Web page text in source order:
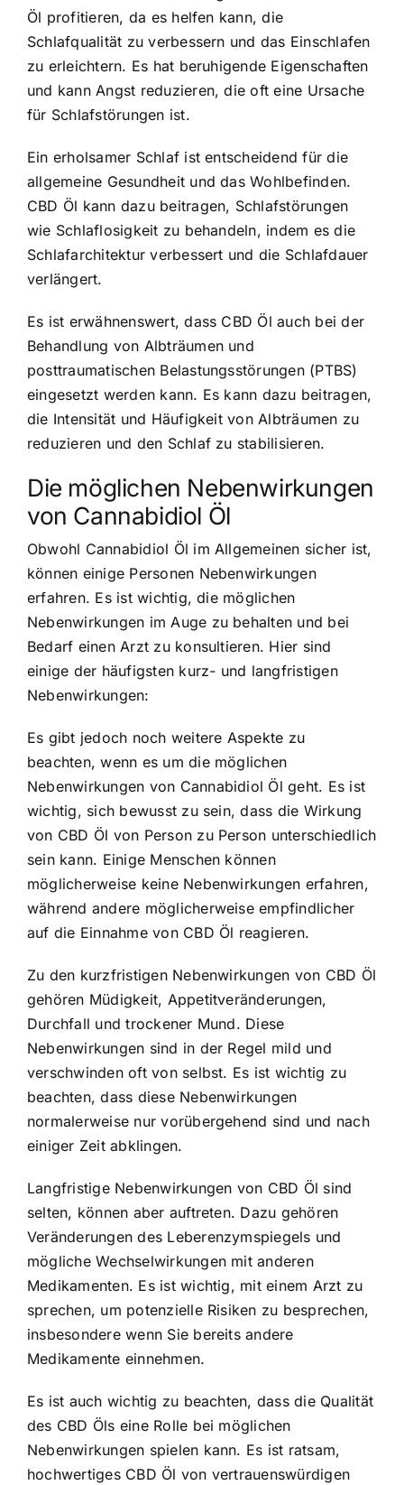
Öl profitieren, da es helfen kann, die
Schlafqualität zu verbessern und das Einschlafen
zu erleichtern. Es hat beruhigende Eigenschaften
und kann Angst reduzieren, die oft eine Ursache
für Schlafstörungen ist.
Ein erholsamer Schlaf ist entscheidend für die
allgemeine Gesundheit und das Wohlbefinden.
CBD Öl kann dazu beitragen, Schlafstörungen
wie Schlaflosigkeit zu behandeln, indem es die
Schlafarchitektur verbessert und die Schlafdauer
verlängert.
Es ist erwähnenswert, dass CBD Öl auch bei der
Behandlung von Albträumen und
posttraumatischen Belastungsstörungen (PTBS)
eingesetzt werden kann. Es kann dazu beitragen,
die Intensität und Häufigkeit von Albträumen zu
reduzieren und den Schlaf zu stabilisieren.
Die möglichen Nebenwirkungen
von Cannabidiol Öl
Obwohl Cannabidiol Öl im Allgemeinen sicher ist,
können einige Personen Nebenwirkungen
erfahren. Es ist wichtig, die möglichen
Nebenwirkungen im Auge zu behalten und bei
Bedarf einen Arzt zu konsultieren. Hier sind
einige der häufigsten kurz- und langfristigen
Nebenwirkungen:
Es gibt jedoch noch weitere Aspekte zu
beachten, wenn es um die möglichen
Nebenwirkungen von Cannabidiol Öl geht. Es ist
wichtig, sich bewusst zu sein, dass die Wirkung
von CBD Öl von Person zu Person unterschiedlich
sein kann. Einige Menschen können
möglicherweise keine Nebenwirkungen erfahren,
während andere möglicherweise empfindlicher
auf die Einnahme von CBD Öl reagieren.
Zu den kurzfristigen Nebenwirkungen von CBD Öl
gehören Müdigkeit, Appetitveränderungen,
Durchfall und trockener Mund. Diese
Nebenwirkungen sind in der Regel mild und
verschwinden oft von selbst. Es ist wichtig zu
beachten, dass diese Nebenwirkungen
normalerweise nur vorübergehend sind und nach
einiger Zeit abklingen.
Langfristige Nebenwirkungen von CBD Öl sind
selten, können aber auftreten. Dazu gehören
Veränderungen des Leberenzymspiegels und
mögliche Wechselwirkungen mit anderen
Medikamenten. Es ist wichtig, mit einem Arzt zu
sprechen, um potenzielle Risiken zu besprechen,
insbesondere wenn Sie bereits andere
Medikamente einnehmen.
Es ist auch wichtig zu beachten, dass die Qualität
des CBD Öls eine Rolle bei möglichen
Nebenwirkungen spielen kann. Es ist ratsam,
hochwertiges CBD Öl von vertrauenswürdigen